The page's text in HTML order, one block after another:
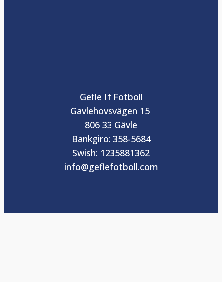
Gefle If Fotboll
Gavlehovsvägen 15
806 33 Gävle
Bankgiro: 358-5684
Swish: 1235881362
info@geflefotboll.com